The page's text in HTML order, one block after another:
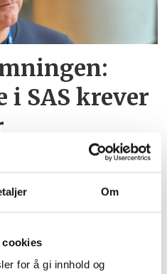
Om
cookies
for å gi innhold og
i SAS krever